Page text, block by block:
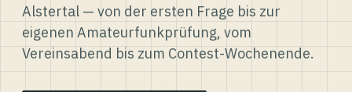
Alstertal — von der ersten Frage bis zur
eigenen Amateurfunkprüfung, vom
Vereinsabend bis zum Contest-Wochenende.